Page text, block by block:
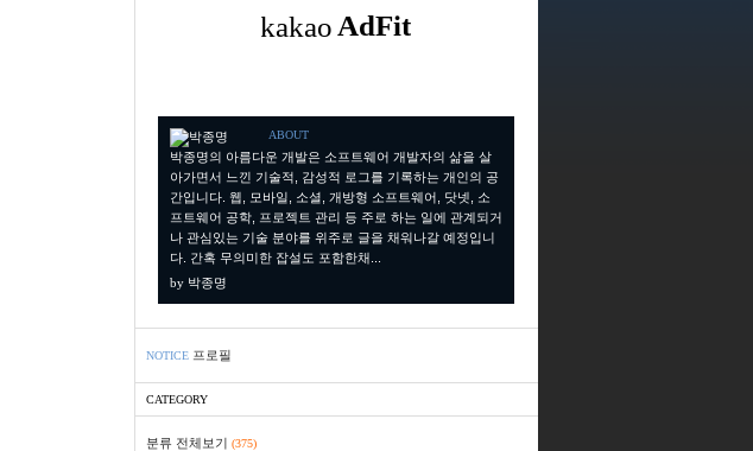
ABOUT
박종명의 아름다운 개발은 소프트웨어 개발자의 삶을 살
아가면서 느낀 기술적, 감성적 로그를 기록하는 개인의 공
간입니다. 웹, 모바일, 소셜, 개방형 소프트웨어, 닷넷, 소
프트웨어 공학, 프로젝트 관리 등 주로 하는 일에 관계되거
나 관심있는 기술 분야를 위주로 글을 채워나갈 예정입니
다. 간혹 무의미한 잡설도 포함한채...
by 박종명
NOTICE 프로필
CATEGORY
분류 전체보기 (375)